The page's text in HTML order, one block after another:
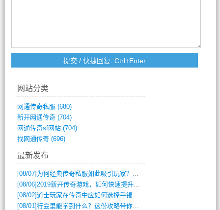
网站分类
网通传奇私服 (680)
新开网通传奇(704)
网通传奇sf网站(704)
找网通传奇(696)
最新发布
[08/07] 为何经典传奇私服如此吸引玩家？深度攻略解析
[08/06]2019新开传奇游戏，如何快速提升角色等级？
[08/02]道士玩家在传奇中应如何选择手镯装备？
[08/01]行会里能学到什么？这份攻略带你全掌握